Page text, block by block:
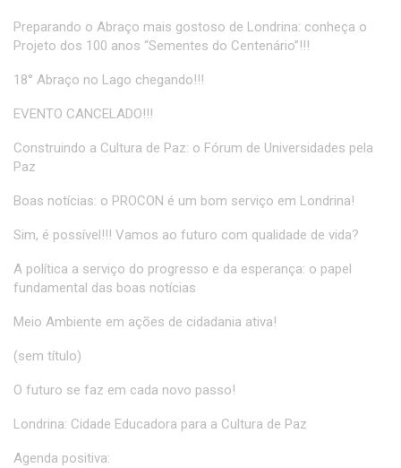
Preparando o Abraço mais gostoso de Londrina: conheça o
Projeto dos 100 anos “Sementes do Centenário”!!!
18° Abraço no Lago chegando!!!
EVENTO CANCELADO!!!
Construindo a Cultura de Paz: o Fórum de Universidades pela
Paz
Boas notícias: o PROCON é um bom serviço em Londrina!
Sim, é possível!!! Vamos ao futuro com qualidade de vida?
A política a serviço do progresso e da esperança: o papel
fundamental das boas notícias
Meio Ambiente em ações de cidadania ativa!
(sem título)
O futuro se faz em cada novo passo!
Londrina: Cidade Educadora para a Cultura de Paz
Agenda positiva: